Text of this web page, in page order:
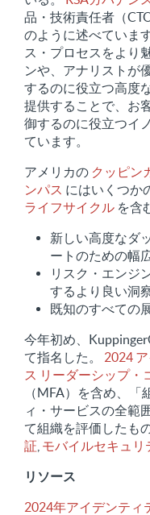
品・技術責任者（
のように述べていま
ス・プロセスをより
ンや、アナリストが
するのに役立つ高度
提供することで、お
御するのに役立つイ
ています。
アメリカの クッピン
ンパス にはいくつか
ライフサイクル を含
新しい高度なダ
ートのための幅
リスク・エンジ
するより良い洞
既知のすべての
今年初め、
て指名した。 2024
ス リーダーシップ・
（MFA）を含め、
ィ・サービスの全範
て組織を評価したも
証 モバイルセキュリ
リソース
2024年アイデンティ